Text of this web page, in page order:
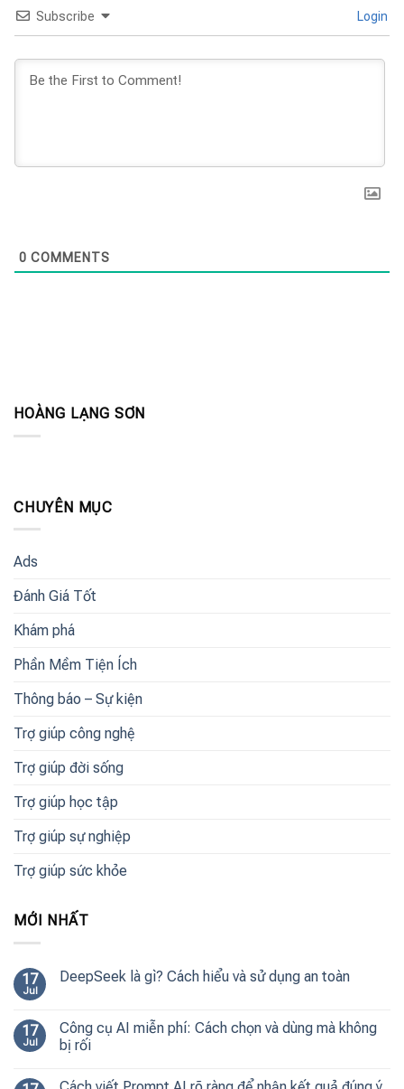
Subscribe Login
0 COMMENTS
HOÀNG LẠNG SƠN
CHUYÊN MỤC
Ads
Đánh Giá Tốt
Khám phá
Phần Mềm Tiện Ích
Thông báo – Sự kiện
Trợ giúp công nghệ
Trợ giúp đời sống
Trợ giúp học tập
Trợ giúp sự nghiệp
Trợ giúp sức khỏe
MỚI NHẤT
17
Jul
DeepSeek là gì? Cách hiểu và sử dụng an toàn
17
Jul
Công cụ AI miễn phí: Cách chọn và dùng mà không
bị rối